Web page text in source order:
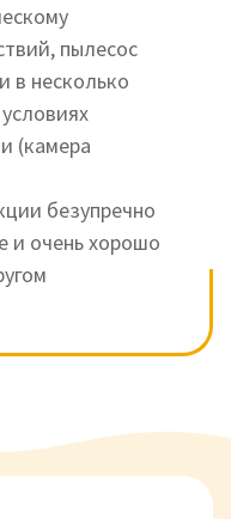
пылесос
в несколько
(камера
безупречно
и очень хорошо